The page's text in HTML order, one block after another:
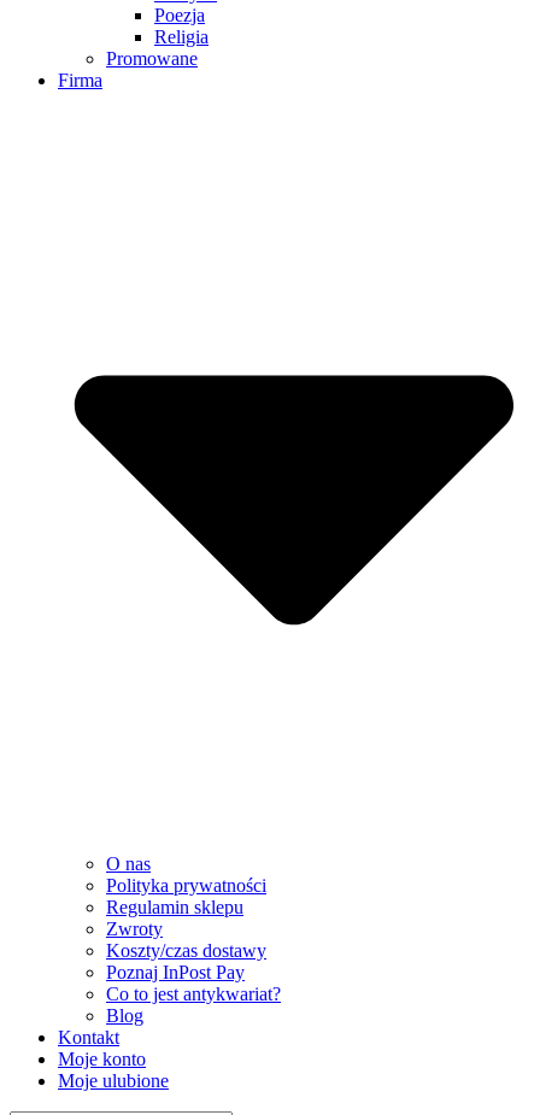
Poezja
Religia
Promowane
Firma
O nas
Polityka prywatności
Regulamin sklepu
Zwroty
Koszty/czas dostawy
Poznaj InPost Pay
Co to jest antykwariat?
Blog
Kontakt
Moje konto
Moje ulubione